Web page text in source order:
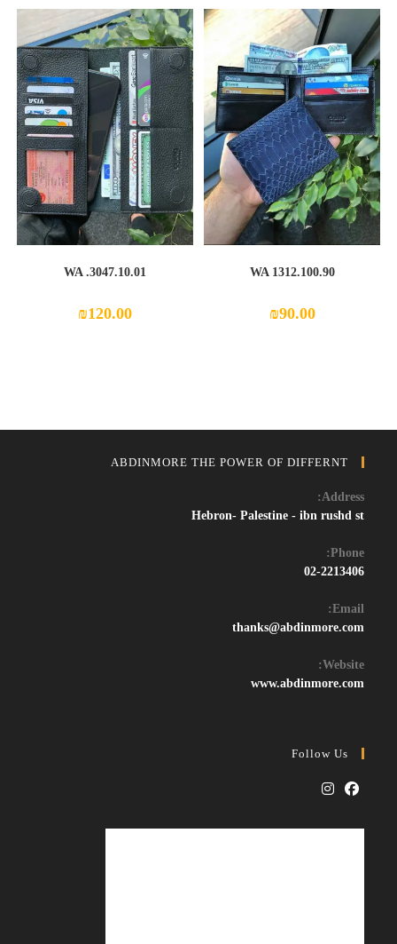
WA 1312.100.90
₪90.00
WA .3047.10.01
₪120.00
ABDINMORE THE POWER OF DIFFERNT
Address:
Hebron- Palestine - ibn rushd st
Phone:
02-2213406
Email:
thanks@abdinmore.com
Opens
Website:
www.abdinmore.com
Follow Us